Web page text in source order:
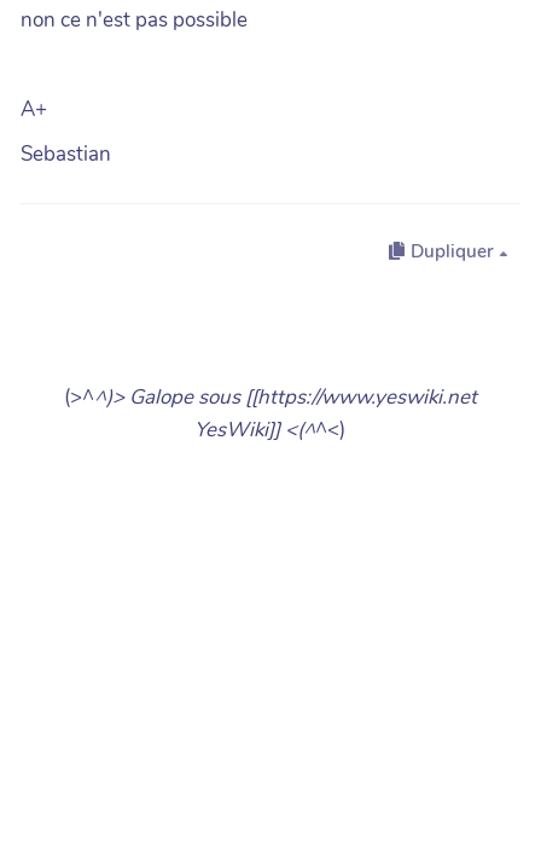
non ce n'est pas possible
A+
Sebastian
Dupliquer
(>^^)> Galope sous [[https://www.yeswiki.net
YesWiki]] <(^^<)